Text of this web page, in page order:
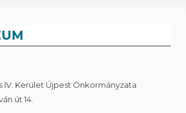
IV. Kerület Újpest Önkormányzata
út 14.